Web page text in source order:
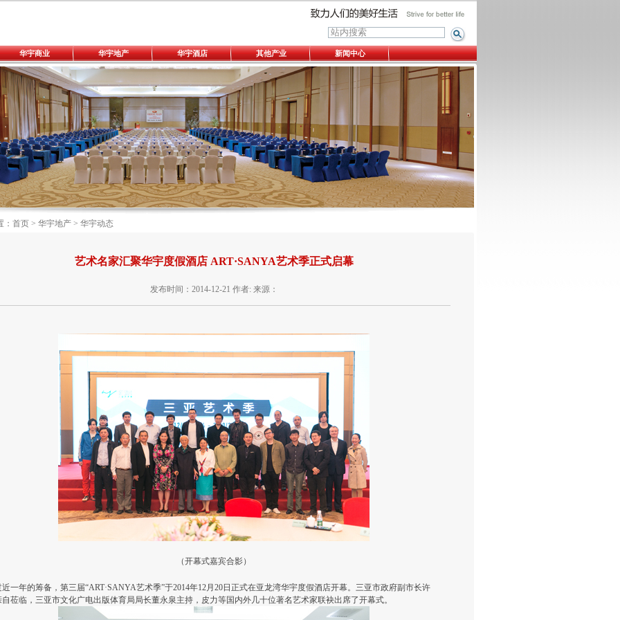
华宇商业 华宇地产 华宇酒店 其他产业 新闻中心
首页 > 华宇地产 > 华宇动态
艺术名家汇聚华宇度假酒店 ART·SANYA艺术季正式启幕
发布时间：2014-12-21 作者: 来源：
（开幕式嘉宾合影）
一年的筹备，第三届“ART·SANYA艺术季”于2014年12月20日正式在亚龙湾华宇度假酒店开幕。三亚市政府副市长许
莅临，三亚市文化广电出版体育局局长董永泉主持，皮力等国内外几十位著名艺术家联袂出席了开幕式。